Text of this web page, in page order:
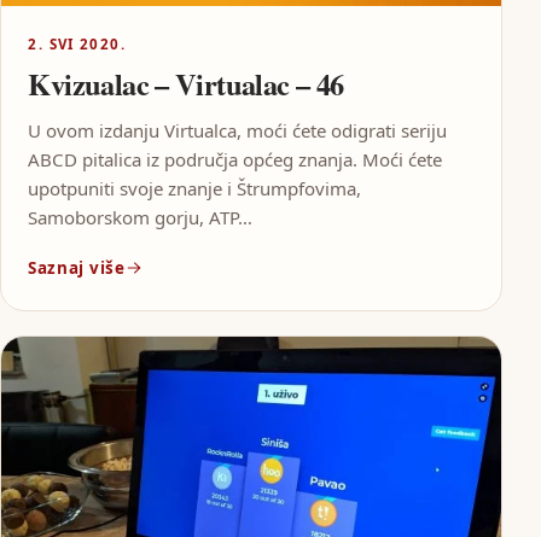
2. SVI 2020.
Kvizualac – Virtualac – 46
U ovom izdanju Virtualca, moći ćete odigrati seriju
ABCD pitalica iz područja općeg znanja. Moći ćete
upotpuniti svoje znanje i Štrumpfovima,
Samoborskom gorju, ATP…
Saznaj više